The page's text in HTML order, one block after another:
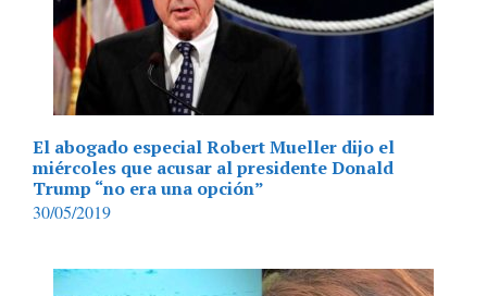
El abogado especial Robert Mueller dijo el
miércoles que acusar al presidente Donald
Trump “no era una opción”
30/05/2019